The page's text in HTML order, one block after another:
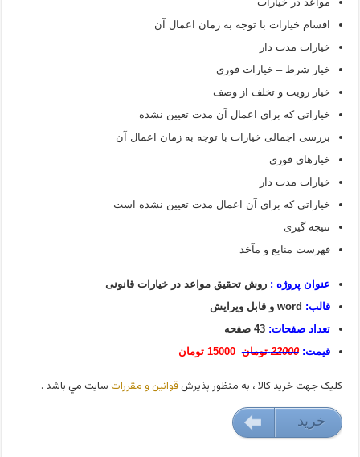
اقسام خیارات با توجه به زمان اعمال آن
خیارات مدت دار
خیار شرط – خیارات فوری
خیار رویت و تخلف از وصف
خیاراتی که برای اعمال آن مدت تعیین نشده
بررسی اجمالی خیارات با توجه به زمان اعمال آن
خیارهای فوری
خیارات مدت دار
خیاراتی که برای آن اعمال مدت تعیین نشده است
نتیجه گیری
فهرست منابع و مآخذ
عنوان پروژه :روش تحقیق مواعد در خیارات قانونی
قالب:
تعداد صفحات: 43 صفحه
قیمت:22000 تومان 15000 تومان
کليک جهت خريد کالا ، به منظور پذيرشقوانين و مقررات سايت مي باشد .
15000 تومان خريد